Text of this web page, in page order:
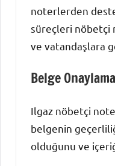
noterlerden
süreçleri nöbetçi
ve vatandaşlara
Belge
Ilgaz nöbetçi
belgenin
olduğunu ve